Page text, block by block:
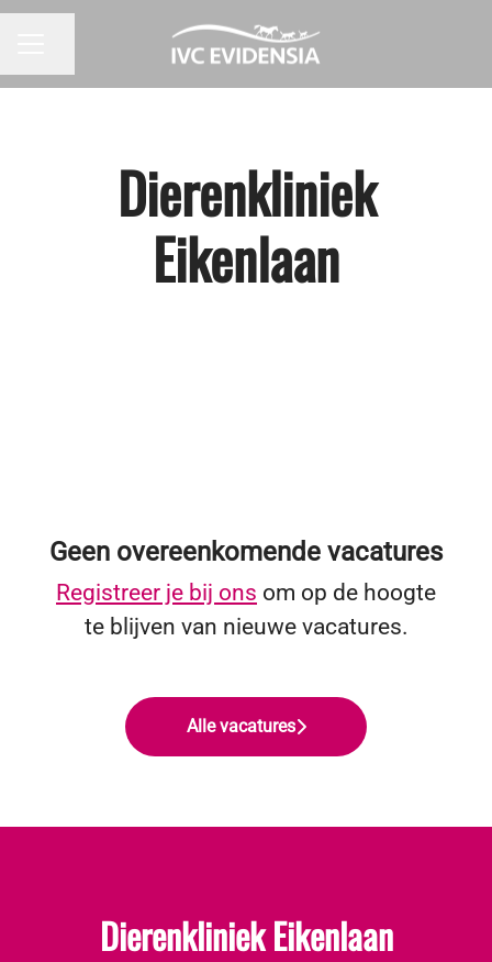
Dierenkliniek
Eikenlaan
Geen overeenkomende vacatures
Registreer je bij ons om op de hoogte
te blijven van nieuwe vacatures.
Alle vacatures
Dierenkliniek Eikenlaan